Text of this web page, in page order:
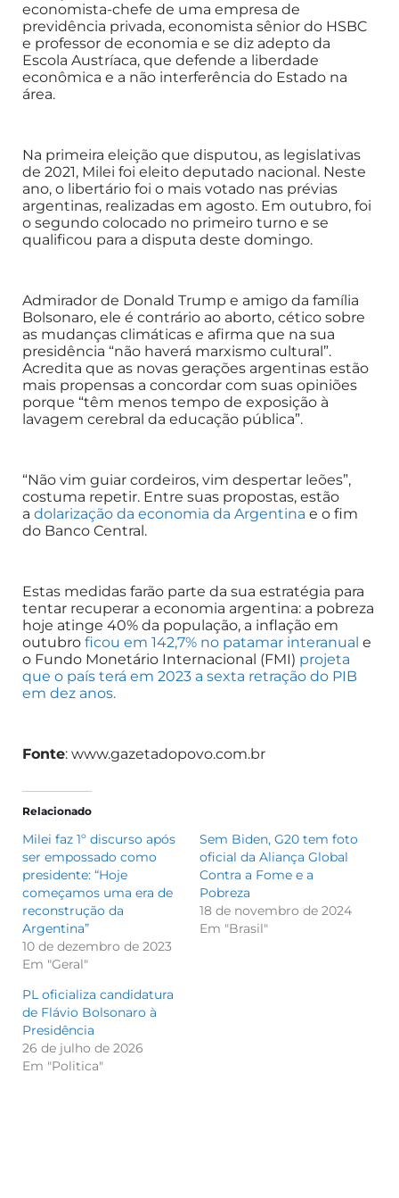
economista-chefe de uma empresa de
previdência privada, economista sênior do HSBC
e professor de economia e se diz adepto da
Escola Austríaca, que defende a liberdade
econômica e a não interferência do Estado na
área.
Na primeira eleição que disputou, as legislativas
de 2021, Milei foi eleito deputado nacional. Neste
ano, o libertário foi o mais votado nas prévias
argentinas, realizadas em agosto. Em outubro, foi
o segundo colocado no primeiro turno e se
qualificou para a disputa deste domingo.
Admirador de Donald Trump e amigo da família
Bolsonaro, ele é contrário ao aborto, cético sobre
as mudanças climáticas e afirma que na sua
presidência “não haverá marxismo cultural”.
Acredita que as novas gerações argentinas estão
mais propensas a concordar com suas opiniões
porque “têm menos tempo de exposição à
lavagem cerebral da educação pública”.
“Não vim guiar cordeiros, vim despertar leões”,
costuma repetir. Entre suas propostas, estão
a dolarização da economia da Argentina e o fim
do Banco Central.
Estas medidas farão parte da sua estratégia para
tentar recuperar a economia argentina: a pobreza
hoje atinge 40% da população, a inflação em
outubro ficou em 142,7% no patamar interanual e
o Fundo Monetário Internacional (FMI) projeta
que o país terá em 2023 a sexta retração do PIB
em dez anos.
Fonte: www.gazetadopovo.com.br
Relacionado
Milei faz 1º discurso após
ser empossado como
presidente: “Hoje
começamos uma era de
reconstrução da
Argentina”
10 de dezembro de 2023
Em "Geral"
Sem Biden, G20 tem foto
oficial da Aliança Global
Contra a Fome e a
Pobreza
18 de novembro de 2024
Em "Brasil"
PL oficializa candidatura
de Flávio Bolsonaro à
Presidência
26 de julho de 2026
Em "Politica"